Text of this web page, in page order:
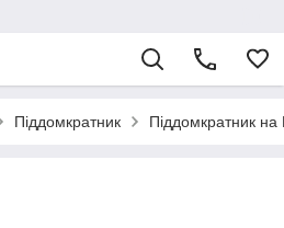
Піддомкратник Піддомкратник